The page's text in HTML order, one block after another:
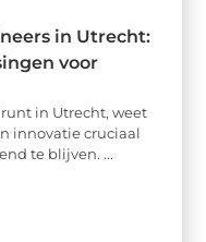
in Utrecht:
voor
in Utrecht, weet
innovatie cruciaal
te blijven. ...